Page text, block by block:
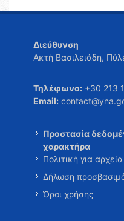
Διεύθυνση
Ακτή Βασιλειάδη,
Τηλέφωνο: +30 213
Email:
Προστασία
χαρακτήρα
Πολιτική για
Δήλωση
Όροι χρήσης